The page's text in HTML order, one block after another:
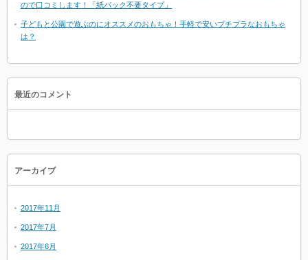
ので口コミします！「紙パック不要タイプ」
子どもと公園で遊ぶのにオススメのおもちゃ！手軽で安いプチプラなおもちゃ
は？
最近のコメント
アーカイブ
2017年11月
2017年7月
2017年6月